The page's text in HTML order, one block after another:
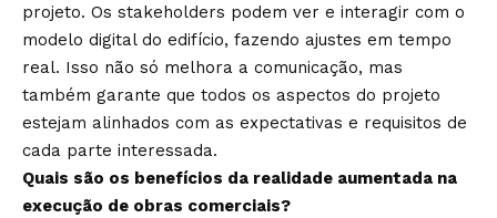
projeto. Os stakeholders podem ver e interagir com o
modelo digital do edifício, fazendo ajustes em tempo
real. Isso não só melhora a comunicação, mas
também garante que todos os aspectos do projeto
estejam alinhados com as expectativas e requisitos de
cada parte interessada.
Quais são os benefícios da realidade aumentada na
execução de obras comerciais?